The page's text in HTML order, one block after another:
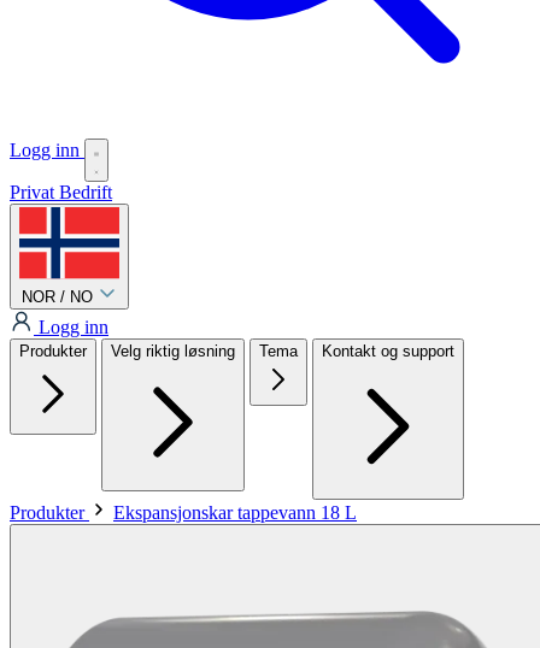
Logg inn
Privat Bedrift
NOR / NO
Logg inn
Produkter Velg riktig løsning Tema Kontakt og support
Produkter Ekspansjonskar tappevann 18 L